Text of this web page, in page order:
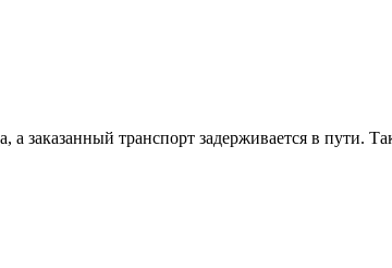
заказанный транспорт задерживается в пути.